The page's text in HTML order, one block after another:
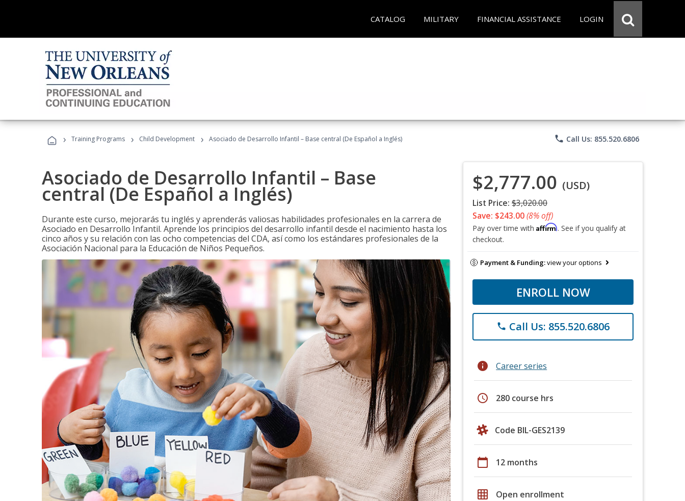
CATALOG MILITARY FINANCIAL ASSISTANCE LOGIN
› Training Programs › Child Development › Asociado de Desarrollo Infantil – Base central (De Español a Inglés) phone Call Us: 855.520.6806
Asociado de Desarrollo Infantil – Base
central (De Español a Inglés)
Durante este curso, mejorarás tu inglés y aprenderás valiosas habilidades profesionales en la carrera de
Asociado en Desarrollo Infantil. Aprende los principios del desarrollo infantil desde el nacimiento hasta los
cinco años y su relación con las ocho competencias del CDA, así como los estándares profesionales de la
Asociación Nacional para la Educación de Niños Pequeños.
$2,777.00 (USD)
List Price: $3,020.00
Save: $243.00(8% off)
Pay over time with Affirm. See if you qualify at
checkout.
Payment & Funding:view your options
ENROLL NOW
phone Call Us: 855.520.6806
info Career series
schedule 280 course hrs
Code BIL-GES2139
calendar_today 12 months
grid_on Open enrollment